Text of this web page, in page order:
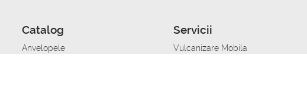
Catalog
Anvelopele
Servicii
Vulcanizare Mobila